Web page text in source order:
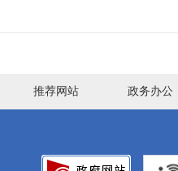
推荐网站 政务办公